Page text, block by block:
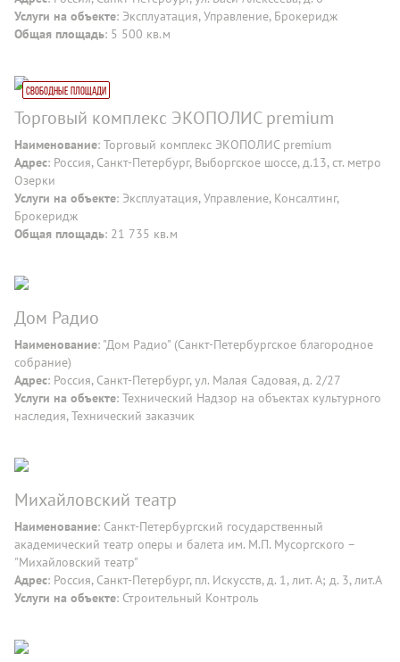
Услуги на объекте: Эксплуатация, Управление, Брокеридж
Общая площадь: 5 500 кв.м
Торговый комплекс ЭКОПОЛИС premium
Наименование: Торговый комплекс ЭКОПОЛИС premium
Адрес: Россия, Санкт-Петербург, Выборгское шоссе, д.13, ст. метро
Озерки
Услуги на объекте: Эксплуатация, Управление, Консалтинг,
Брокеридж
Общая площадь: 21 735 кв.м
Свободные площади
Дом Радио
Наименование: "Дом Радио" (Санкт-Петербургское благородное
собрание)
Адрес: Россия, Санкт-Петербург, ул. Малая Садовая, д. 2/27
Услуги на объекте: Технический Надзор на объектах культурного
наследия, Технический заказчик
Михайловский театр
Наименование: Санкт-Петербургский государственный
академический театр оперы и балета им. М.П. Мусоргского –
"Михайловский театр"
Адрес: Россия, Санкт-Петербург, пл. Искусств, д. 1, лит. А; д. 3, лит.А
Услуги на объекте: Строительный Контроль